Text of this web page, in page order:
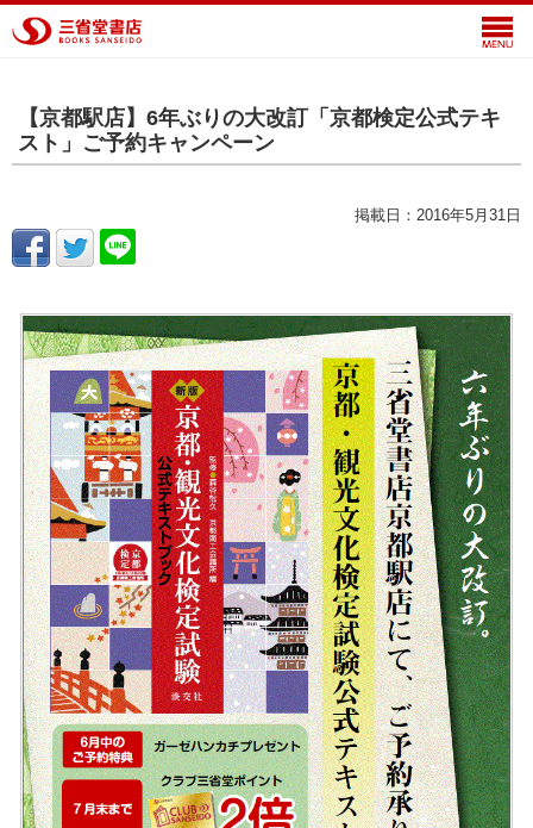
【京都駅店】6年ぶりの大改訂「京都検定公式テキ
スト」ご予約キャンペーン
掲載日：2016年5月31日